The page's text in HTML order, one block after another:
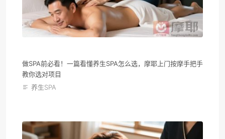
做SPA前必看！一篇看懂养生SPA怎么选，摩耶上门按摩手把手
教你选对项目
养生SPA